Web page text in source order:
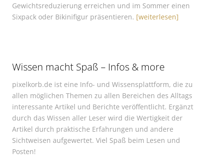
Gewichtsreduzierung erreichen und im Sommer einen
Sixpack oder Bikinifigur präsentieren. [weiterlesen]
Wissen macht Spaß – Infos & more
pixelkorb.de ist eine Info- und Wissensplattform, die zu
allen möglichen Themen zu allen Bereichen des Alltags
interessante Artikel und Berichte veröffentlicht. Ergänzt
durch das Wissen aller Leser wird die Wertigkeit der
Artikel durch praktische Erfahrungen und andere
Sichtweisen aufgewertet. Viel Spaß beim Lesen und
Posten!